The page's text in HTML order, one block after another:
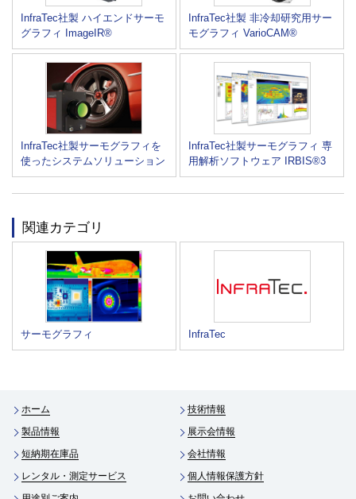
InfraTec社製 ハイエンドサーモ
グラフィ ImageIR®
InfraTec社製 非冷却研究用サー
モグラフィ VarioCAM®
InfraTec社製サーモグラフィを
使ったシステムソリューション
InfraTec社製サーモグラフィ 専
用解析ソフトウェア IRBIS®3
関連カテゴリ
サーモグラフィ InfraTec
ホーム
技術情報
製品情報
展示会情報
短納期在庫品
会社情報
レンタル・測定サービス
個人情報保護方針